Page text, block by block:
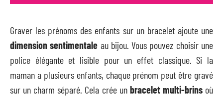
Graver les prénoms des enfants sur un bracelet ajoute une
dimension sentimentale au bijou. Vous pouvez choisir une
police élégante et lisible pour un effet classique. Si la
maman a plusieurs enfants, chaque prénom peut être gravé
sur un charm séparé. Cela crée un bracelet multi-brinsoù